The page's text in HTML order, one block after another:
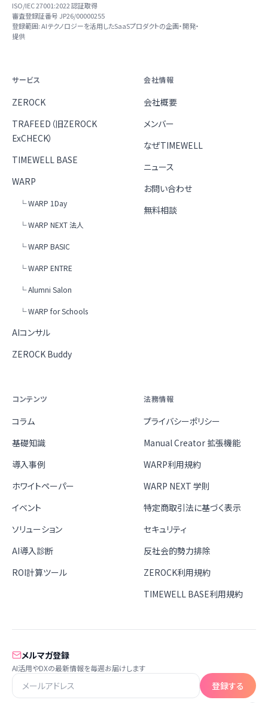
ISO/IEC 27001:2022 認証取得
審査登録証番号 JP26/00000255
登録範囲: AIテクノロジーを活用したSaaSプロダクトの企画・開発・
提供
サービス
ZEROCK
TRAFEED（旧ZEROCK
ExCHECK）
TIMEWELL BASE
WARP
└ WARP 1Day
└ WARP NEXT 法人
└ WARP BASIC
└ WARP ENTRE
└ Alumni Salon
└ WARP for Schools
AIコンサル
ZEROCK Buddy
会社情報
会社概要
メンバー
なぜTIMEWELL
ニュース
お問い合わせ
無料相談
コンテンツ
コラム
基礎知識
導入事例
ホワイトペーパー
イベント
ソリューション
AI導入診断
ROI計算ツール
法務情報
プライバシーポリシー
Manual Creator 拡張機能
WARP利用規約
WARP NEXT 学則
特定商取引法に基づく表示
セキュリティ
反社会的勢力排除
ZEROCK利用規約
TIMEWELL BASE利用規約
メルマガ登録
AI活用やDXの最新情報を毎週お届けします
登録する